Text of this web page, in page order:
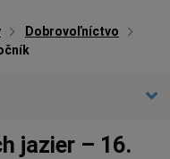
Dobrovoľníctvo
jazier – 16.